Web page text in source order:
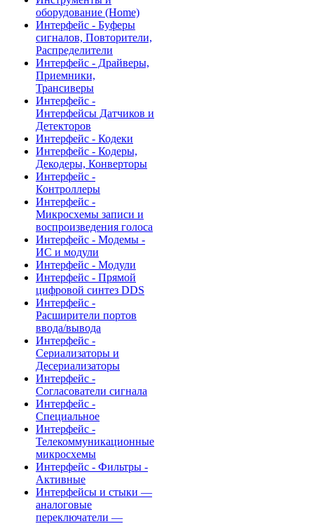
оборудование (Home)
Интерфейс - Буферы
сигналов, Повторители,
Распределители
Интерфейс - Драйверы,
Приемники,
Трансиверы
Интерфейс -
Интерфейсы Датчиков и
Детекторов
Интерфейс - Кодеки
Интерфейс - Кодеры,
Декодеры, Конверторы
Интерфейс -
Контроллеры
Интерфейс -
Микросхемы записи и
воспроизведения голоса
Интерфейс - Модемы -
ИС и модули
Интерфейс - Модули
Интерфейс - Прямой
цифровой синтез DDS
Интерфейс -
Расширители портов
ввода/вывода
Интерфейс -
Сериализаторы и
Десериализаторы
Интерфейс -
Согласователи сигнала
Интерфейс -
Специальное
Интерфейс -
Телекоммуникационные
микросхемы
Интерфейс - Фильтры -
Активные
Интерфейсы и стыки —
аналоговые
переключатели —